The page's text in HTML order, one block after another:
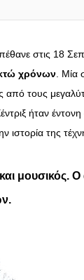
στις 18
χρόνων .
από τους
ήταν
της
και